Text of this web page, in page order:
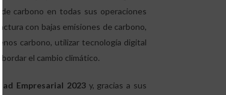
carbono en todas sus operaciones
con bajas emisiones de carbono,
carbono, utilizar tecnología digital
el cambio climático.
Empresarial 2023y, gracias a sus